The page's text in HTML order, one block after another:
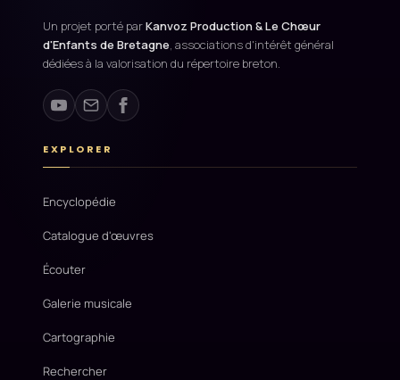
Un projet porté parKanvoz Production & Le Chœur
d'Enfants de Bretagne, associations d'intérêt général
dédiées à la valorisation du répertoire breton.
EXPLORER
Encyclopédie
Catalogue d'œuvres
Écouter
Galerie musicale
Cartographie
Rechercher